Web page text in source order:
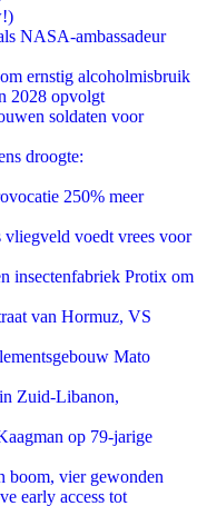
NASA-ambassadeur
ernstig alcoholmisbruik
2028 opvolgt
soldaten voor
droogte:
250% meer
voedt vrees voor
insectenfabriek Protix om
van Hormuz, VS
Mato
Zuid-Libanon,
op 79-jarige
boom, vier gewonden
early access tot